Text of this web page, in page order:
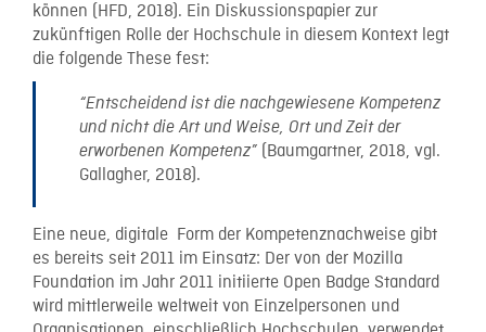
können (HFD, 2018). Ein Diskussionspapier zur
zukünftigen Rolle der Hochschule in diesem Kontext legt
die folgende These fest:
“Entscheidend ist die nachgewiesene Kompetenz
und nicht die Art und Weise, Ort und Zeit der
erworbenen Kompetenz” (Baumgartner, 2018, vgl.
Gallagher, 2018).
Eine neue, digitale Form der Kompetenznachweise gibt
es bereits seit 2011 im Einsatz: Der von der Mozilla
Foundation im Jahr 2011 initiierte Open Badge Standard
wird mittlerweile weltweit von Einzelpersonen und